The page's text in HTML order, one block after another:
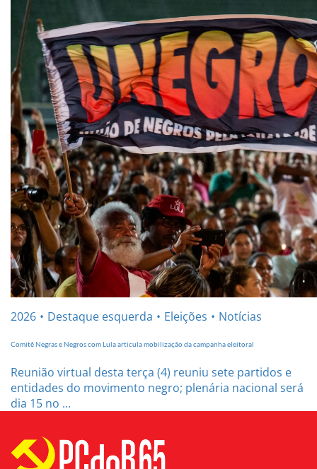
2026 Destaque esquerda Eleições Notícias
Comitê Negras e Negros com Lula articula mobilização da campanha eleitoral
Reunião virtual desta terça (4) reuniu sete partidos e
entidades do movimento negro; plenária nacional será
dia 15 no ...